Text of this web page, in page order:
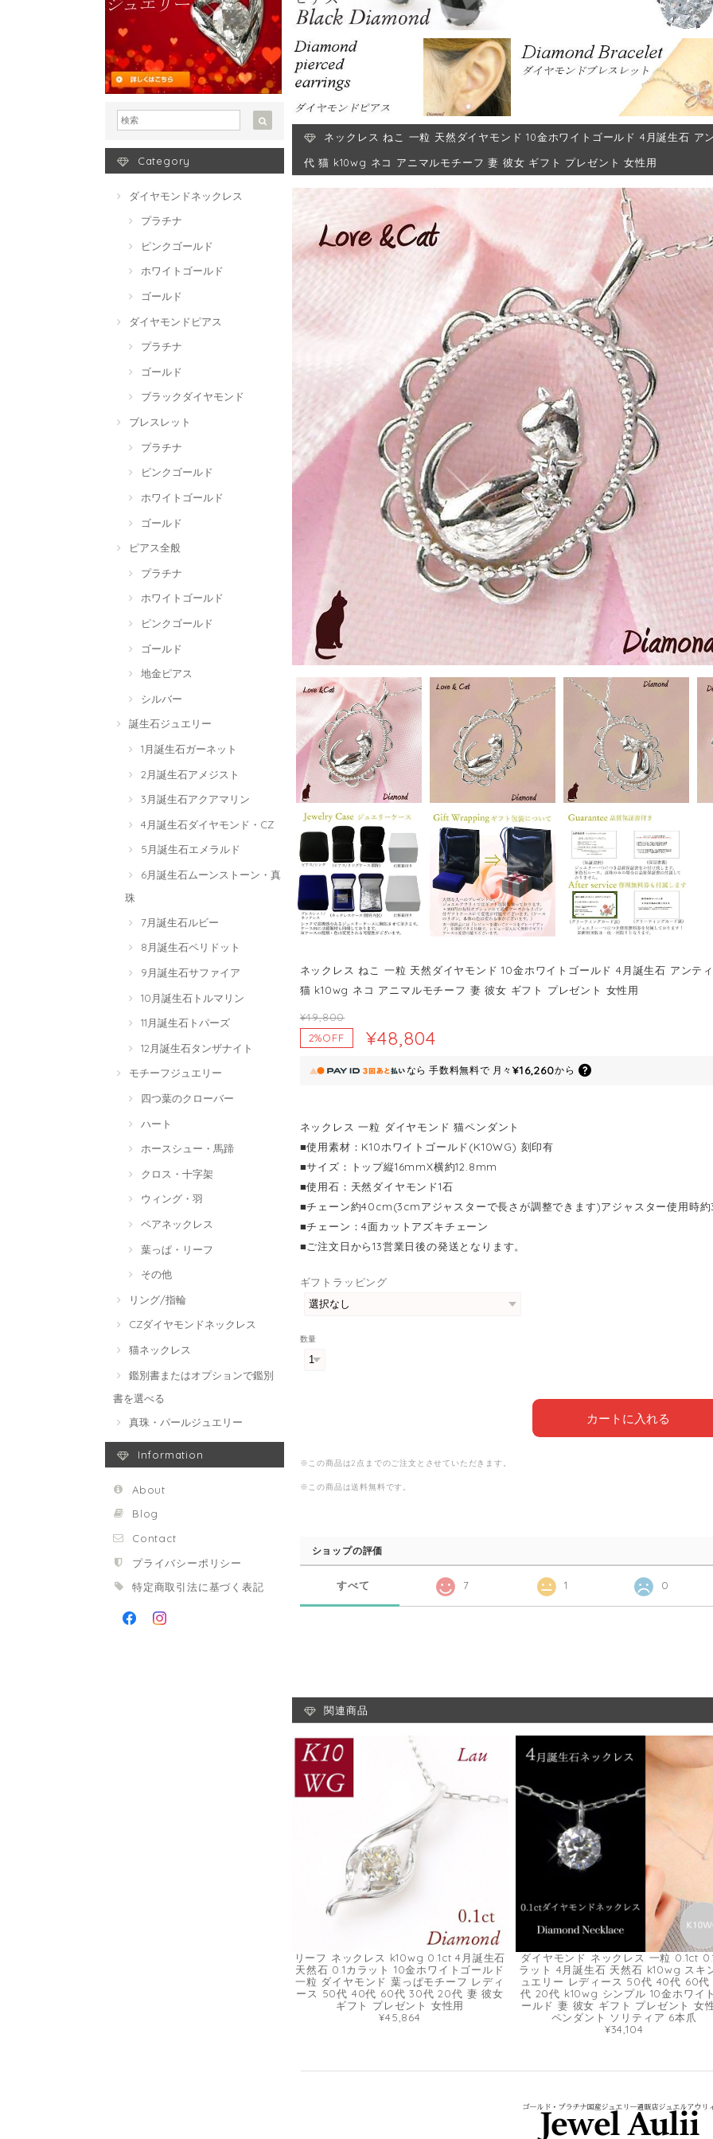
Category
ダイヤモンドネックレス
プラチナ
ピンクゴールド
ホワイトゴールド
ゴールド
ダイヤモンドピアス
プラチナ
ゴールド
ブラックダイヤモンド
ブレスレット
プラチナ
ピンクゴールド
ホワイトゴールド
ゴールド
ピアス全般
プラチナ
ホワイトゴールド
ピンクゴールド
ゴールド
地金ピアス
シルバー
誕生石ジュエリー
1月誕生石ガーネット
2月誕生石アメジスト
3月誕生石アクアマリン
4月誕生石ダイヤモンド・CZ
5月誕生石エメラルド
6月誕生石ムーンストーン・真
珠
7月誕生石ルビー
8月誕生石ペリドット
9月誕生石サファイア
10月誕生石トルマリン
11月誕生石トパーズ
12月誕生石タンザナイト
モチーフジュエリー
四つ葉のクローバー
ハート
ホースシュー・馬蹄
クロス・十字架
ウィング・羽
ペアネックレス
葉っぱ・リーフ
その他
リング/指輪
CZダイヤモンドネックレス
猫ネックレス
鑑別書またはオプションで鑑別
書を選べる
真珠・パールジュエリー
Information
About
Blog
Contact
プライバシーポリシー
特定商取引法に基づく表記
ネックレス ねこ 一粒 天然ダイヤモンド 10金ホワイトゴールド 4月誕生石
代 猫 k10wg ネコ アニマルモチーフ 妻 彼女 ギフト プレゼント 女性用
ネックレス ねこ 一粒 天然ダイヤモンド 10金ホワイトゴールド 4月誕生石 アン
猫 k10wg ネコ アニマルモチーフ 妻 彼女 ギフト プレゼント 女性用
¥49,800
2%OFF
¥48,804
なら 手数料無料で 月々¥16,260から
ネックレス 一粒 ダイヤモンド 猫ペンダント
■使用素材：K10ホワイトゴールド(K10WG) 刻印有
■サイズ：トップ縦16mmX横約12.8mm
■使用石：天然ダイヤモンド1石
■チェーン約40cm(3cmアジャスターで長さが調整できます)アジャスター使用時
■チェーン：4面カットアズキチェーン
■ご注文日から13営業日後の発送となります。
ギフトラッピング
数量
カートに入れる
※この商品は2点までのご注文とさせていただきます。
※この商品は送料無料です。
ショップの評価
すべて 7 1 0
関連商品
リーフ ネックレス k10wg 0.1ct 4月誕生石
天然石 0.1カラット 10金ホワイトゴールド
一粒 ダイヤモンド 葉っぱモチーフ レディ
ース 50代 40代 60代 30代 20代 妻 彼女
ギフト プレゼント 女性用
¥45,864
ダイヤモンド ネックレス 一粒 0.1ct
ラット 4月誕生石 天然石 k10wg スキ
ュエリー レディース 50代 40代 60
代 20代 k10wg シンプル 10金ホワイ
ールド 妻 彼女 ギフト プレゼント 女
ペンダント ソリティア 6本爪
¥34,104